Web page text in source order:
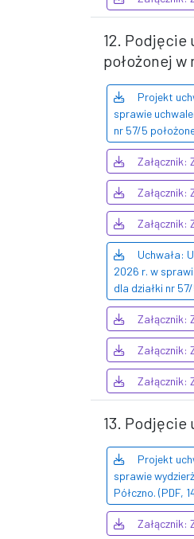
12. Podjęcie
położonej
Projekt
sprawie
nr 57/5
Załącznik:
Załącznik:
Załącznik:
Uchwała:
2026 r. w
dla działki nr
Załącznik:
Załącznik:
Załącznik:
13. Podjęcie
Projekt
sprawie
Półczno. (PDF,
Załącznik: